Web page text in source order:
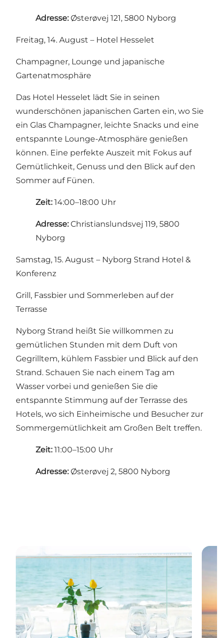
Adresse: Østerøvej 121, 5800 Nyborg
Freitag, 14. August – Hotel Hesselet
Champagner, Lounge und japanische
Gartenatmosphäre
Das Hotel Hesselet lädt Sie in seinen
wunderschönen japanischen Garten ein, wo Sie
ein Glas Champagner, leichte Snacks und eine
entspannte Lounge-Atmosphäre genießen
können. Eine perfekte Auszeit mit Fokus auf
Gemütlichkeit, Genuss und den Blick auf den
Sommer auf Fünen.
Zeit: 14:00–18:00 Uhr
Adresse: Christianslundsvej 119, 5800
Nyborg
Samstag, 15. August – Nyborg Strand Hotel &
Konferenz
Grill, Fassbier und Sommerleben auf der
Terrasse
Nyborg Strand heißt Sie willkommen zu
gemütlichen Stunden mit dem Duft von
Gegrilltem, kühlem Fassbier und Blick auf den
Strand. Schauen Sie nach einem Tag am
Wasser vorbei und genießen Sie die
entspannte Stimmung auf der Terrasse des
Hotels, wo sich Einheimische und Besucher zur
Sommergemütlichkeit am Großen Belt treffen.
Zeit: 11:00–15:00 Uhr
Adresse: Østerøvej 2, 5800 Nyborg